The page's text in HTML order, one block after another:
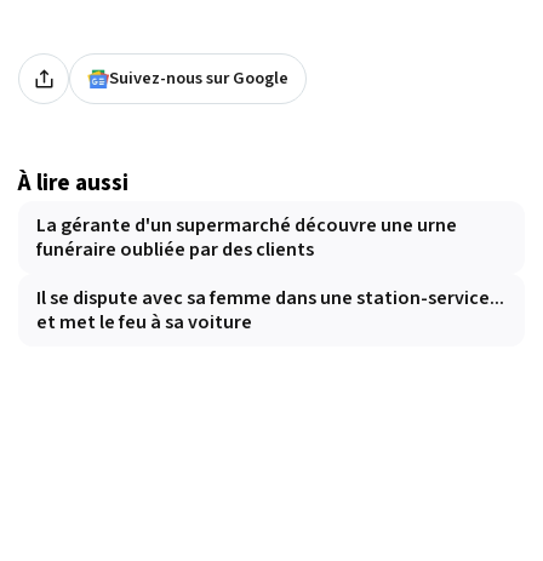
Suivez-nous sur Google
À lire aussi
La gérante d'un supermarché découvre une urne
funéraire oubliée par des clients
Il se dispute avec sa femme dans une station-service...
et met le feu à sa voiture